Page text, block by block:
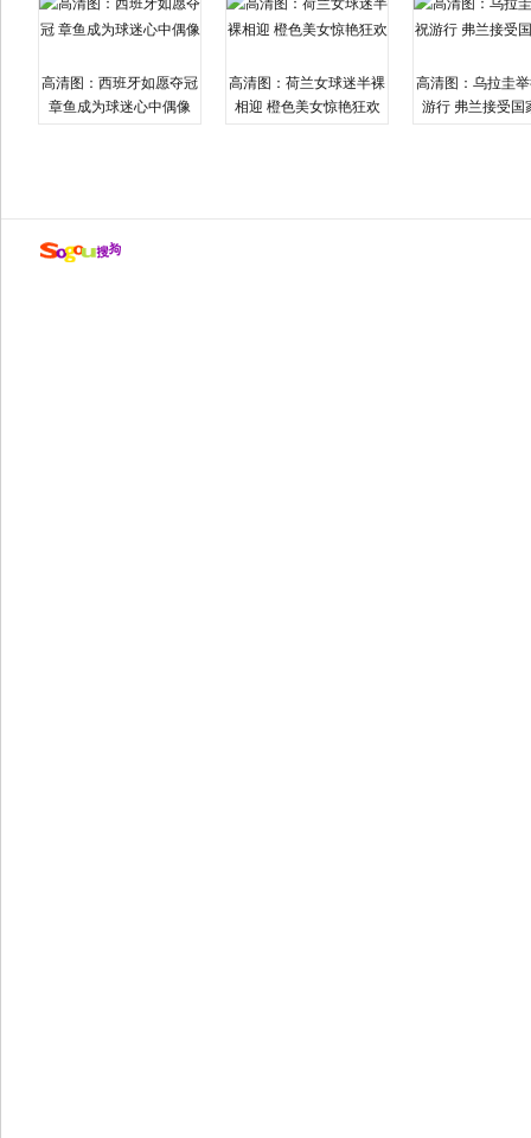
高清图：西班牙如愿夺冠
章鱼成为球迷心中偶像
高清图：荷兰女球迷半裸
相迎 橙色美女惊艳狂欢
高清图：乌拉圭
游行 弗兰接受国